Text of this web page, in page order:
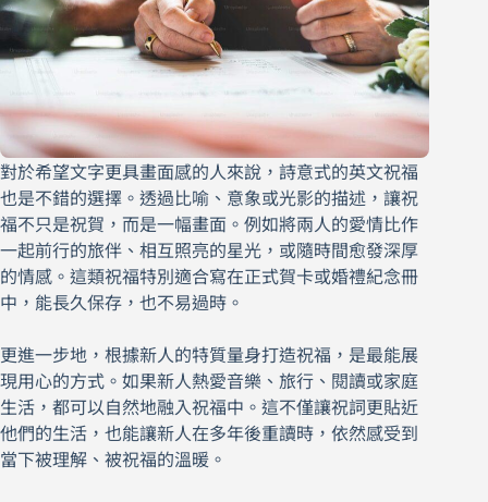
對於希望文字更具畫面感的人來說，詩意式的英文祝福
也是不錯的選擇。透過比喻、意象或光影的描述，讓祝
福不只是祝賀，而是一幅畫面。例如將兩人的愛情比作
一起前行的旅伴、相互照亮的星光，或隨時間愈發深厚
的情感。這類祝福特別適合寫在正式賀卡或婚禮紀念冊
中，能長久保存，也不易過時。
更進一步地，根據新人的特質量身打造祝福，是最能展
現用心的方式。如果新人熱愛音樂、旅行、閱讀或家庭
生活，都可以自然地融入祝福中。這不僅讓祝詞更貼近
他們的生活，也能讓新人在多年後重讀時，依然感受到
當下被理解、被祝福的溫暖。